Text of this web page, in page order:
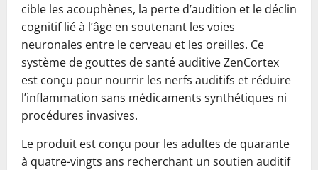
cible les acouphènes, la perte d’audition et le déclin
cognitif lié à l’âge en soutenant les voies
neuronales entre le cerveau et les oreilles. Ce
système de gouttes de santé auditive ZenCortex
est conçu pour nourrir les nerfs auditifs et réduire
l’inflammation sans médicaments synthétiques ni
procédures invasives.
Le produit est conçu pour les adultes de quarante
à quatre-vingts ans recherchant un soutien auditif